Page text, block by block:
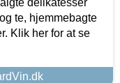
te, hjemmebagte
Klik her for at se